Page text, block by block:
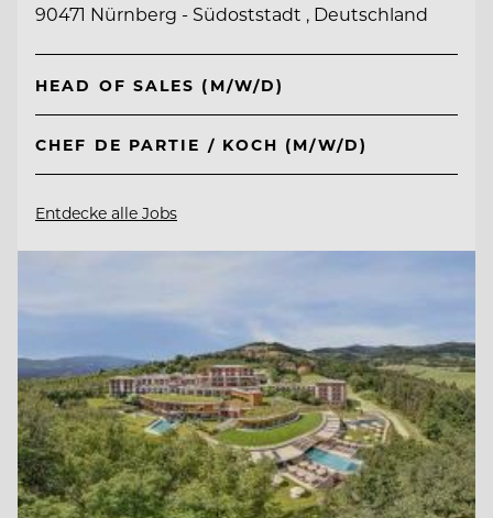
90471 Nürnberg - Südoststadt , Deutschland
HEAD OF SALES (M/W/D)
CHEF DE PARTIE / KOCH (M/W/D)
Entdecke alle Jobs